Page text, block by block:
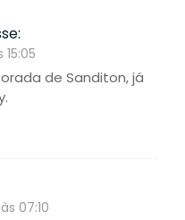
de Sanditon, já
07:10